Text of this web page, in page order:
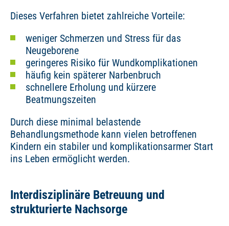
Dieses Verfahren bietet zahlreiche Vorteile:
weniger Schmerzen und Stress für das
Neugeborene
geringeres Risiko für Wundkomplikationen
häufig kein späterer Narbenbruch
schnellere Erholung und kürzere
Beatmungszeiten
Durch diese minimal belastende
Behandlungsmethode kann vielen betroffenen
Kindern ein stabiler und komplikationsarmer Start
ins Leben ermöglicht werden.
Interdisziplinäre Betreuung und
strukturierte Nachsorge